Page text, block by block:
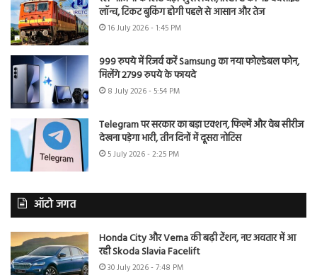
लॉन्च, टिकट बुकिंग होगी पहले से आसान और तेज
16 July 2026 - 1:45 PM
999 रुपये में रिजर्व करें Samsung का नया फोल्डेबल फोन,
मिलेंगे 2799 रुपये के फायदे
8 July 2026 - 5:54 PM
Telegram पर सरकार का बड़ा एक्शन, फिल्में और वेब सीरीज
देखना पड़ेगा भारी, तीन दिनों में दूसरा नोटिस
5 July 2026 - 2:25 PM
ऑटो जगत
Honda City और Verna की बढ़ी टेंशन, नए अवतार में आ
रही Skoda Slavia Facelift
30 July 2026 - 7:48 PM